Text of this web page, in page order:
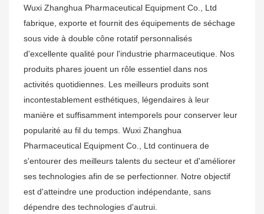
Wuxi Zhanghua Pharmaceutical Equipment Co., Ltd
fabrique, exporte et fournit des équipements de séchage
sous vide à double cône rotatif personnalisés
d'excellente qualité pour l'industrie pharmaceutique. Nos
produits phares jouent un rôle essentiel dans nos
activités quotidiennes. Les meilleurs produits sont
incontestablement esthétiques, légendaires à leur
manière et suffisamment intemporels pour conserver leur
popularité au fil du temps. Wuxi Zhanghua
Pharmaceutical Equipment Co., Ltd continuera de
s'entourer des meilleurs talents du secteur et d'améliorer
ses technologies afin de se perfectionner. Notre objectif
est d'atteindre une production indépendante, sans
dépendre des technologies d'autrui.